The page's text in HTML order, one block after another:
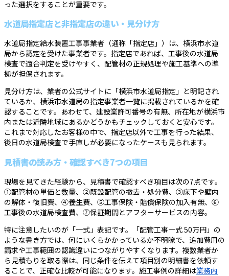
った選択をすることが重要です。
水道局指定店と非指定店の違い・見分け方
水道局指定給水装置工事事業者（通称「指定店」）は、横浜市水道
局から認定を受けた事業者です。指定店であれば、工事後の水道局
検査で適合判定を受けやすく、配管材の正規処理や施工基準への準
拠が担保されます。
見分け方は、業者の公式サイトに「横浜市水道局指定」と明記され
ているか、横浜市水道局の指定事業者一覧に掲載されているかを確
認することです。あわせて、建設業許可番号の有無、所在地が横浜市
内または近隣地域にあるかどうかもチェックしておくと安心です。
これまで対応したお客様の中で、指定店以外で工事を行った結果、
後日の水道局検査で手直しが必要になったケースも見られます。
見積書の読み方・確認すべき7つの項目
現場を見てきた経験から、見積書で確認すべき項目は次の7点です。
①配管材の単価と数量、②既設配管の撤去・処分費、③床下や壁内
の解体・復旧費、④養生費、⑤工事保険・賠償保険の加入有無、⑥
工事後の水道局検査費、⑦保証期間とアフターサービスの内容。
特に注意したいのが「一式」表記です。「配管工事一式 50万円」の
ような書き方では、何にいくらかかっているか不明瞭で、追加費用の
請求や工事範囲の認識違いにつながりやすくなります。複数業者か
ら見積もりを取る際は、同じ条件を伝えて項目別の明細書を依頼す
ることで、正確な比較が可能になります。施工事例の詳細は業務内